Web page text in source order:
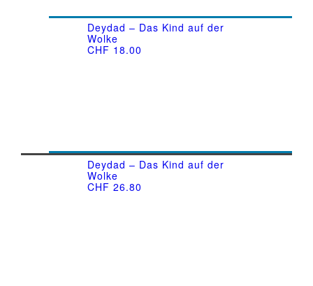
Deydad – Das Kind auf der
Wolke
CHF 18.00
Deydad – Das Kind auf der
Wolke
CHF 26.80